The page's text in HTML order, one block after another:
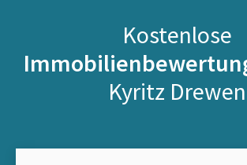
Kostenlose
Kyritz Drewen